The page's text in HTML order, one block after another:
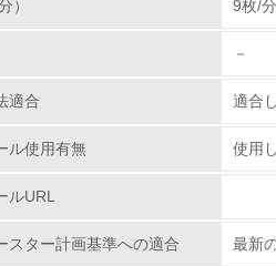
環境取り組み体制と成果を定期的
） 9枚/分
－
適合 適合
ル使用有無 使用
ルURL
スター計画基準への適合 最新